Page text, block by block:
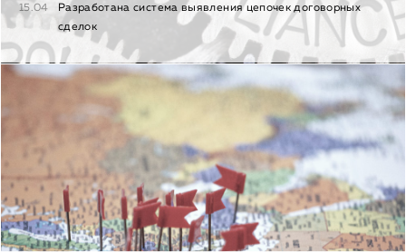
15.04
Разработана система выявления цепочек договорных
сделок